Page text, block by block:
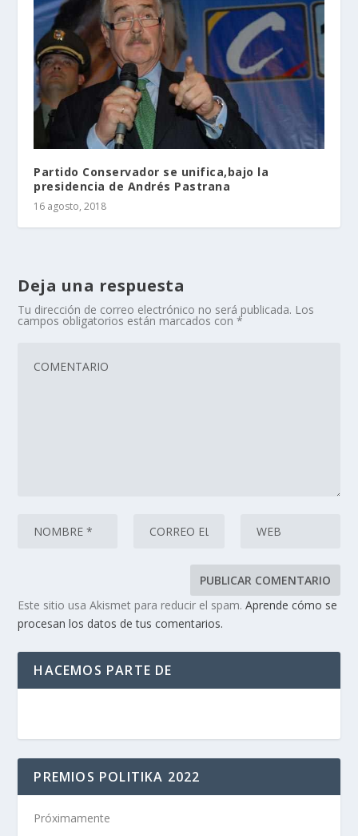
Partido Conservador se unifica,bajo la
presidencia de Andrés Pastrana
16 agosto, 2018
Deja una respuesta
Tu dirección de correo electrónico no será publicada. Los
campos obligatorios están marcados con*
Este sitio usa Akismet para reducir el spam.Aprende cómo se
procesan los datos de tus comentarios.
HACEMOS PARTE DE
PREMIOS POLITIKA 2022
Próximamente